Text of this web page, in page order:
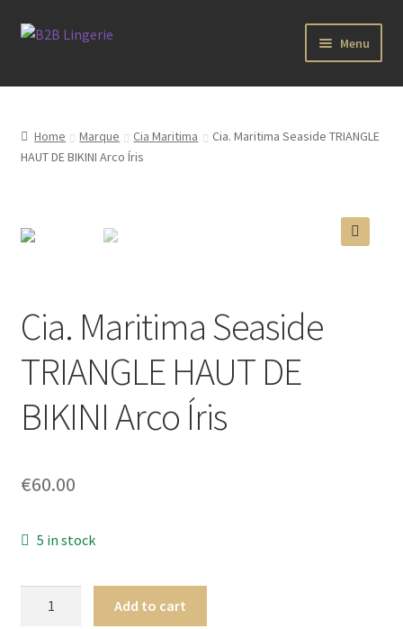
Aller
Aller
Menu
B2B Lingerie Site Officiel
Wholesale Registration Page
Boutique
Luxury Lingerie
Femme
Homme
Home Marque Cia Maritima
Cia. Maritima Seaside TRIANGLE
HAUT DE BIKINI Arco Íris
Cia. Maritima Seaside
TRIANGLE HAUT DE
BIKINI Arco Íris
€60.00
5 in stock
Add to cart